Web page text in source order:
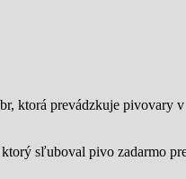
ktorá prevádzkuje pivovary
sľuboval pivo zadarmo